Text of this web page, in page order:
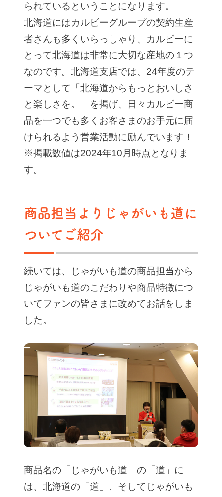
られているということになります。
北海道にはカルビーグループの契約生産
者さんも多くいらっしゃり、カルビーに
とって北海道は非常に大切な産地の１つ
なのです。北海道支店では、24年度のテ
ーマとして「北海道からもっとおいしさ
と楽しさを。」を掲げ、日々カルビー商
品を一つでも多くお客さまのお手元に届
けられるよう営業活動に励んでいます！
※掲載数値は2024年10月時点となりま
す。
商品担当よりじゃがいも道に
ついてご紹介
続いては、じゃがいも道の商品担当から
じゃがいも道のこだわりや商品特徴につ
いてファンの皆さまに改めてお話をしま
した。
商品名の「じゃがいも道」の「道」に
は、北海道の「道」、そしてじゃがいも